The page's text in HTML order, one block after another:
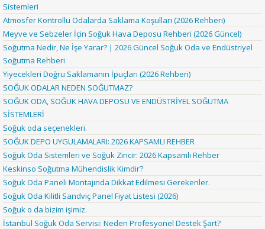
Sistemleri
Atmosfer Kontrollü Odalarda Saklama Koşulları (2026 Rehberi)
Meyve ve Sebzeler İçin Soğuk Hava Deposu Rehberi (2026 Güncel)
Soğutma Nedir, Ne İşe Yarar? | 2026 Güncel Soğuk Oda ve Endüstriyel
Soğutma Rehberi
Yiyecekleri Doğru Saklamanın İpuçları (2026 Rehberi)
SOĞUK ODALAR NEDEN SOĞUTMAZ?
SOĞUK ODA, SOĞUK HAVA DEPOSU VE ENDÜSTRİYEL SOĞUTMA
SİSTEMLERİ
Soğuk oda seçenekleri.
SOĞUK DEPO UYGULAMALARI: 2026 KAPSAMLI REHBER
Soğuk Oda Sistemleri ve Soğuk Zincir: 2026 Kapsamlı Rehber
Keskinso Soğutma Mühendislik Kimdir?
Soğuk Oda Paneli Montajında Dikkat Edilmesi Gerekenler.
Soğuk Oda Kilitli Sandviç Panel Fiyat Listesi (2026)
Soğuk o da bizim işimiz.
İstanbul Soğuk Oda Servisi: Neden Profesyonel Destek Şart?